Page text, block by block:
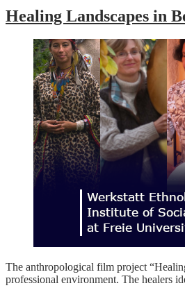
Healing Landscapes in
The anthropological film project
professional environment. The healers